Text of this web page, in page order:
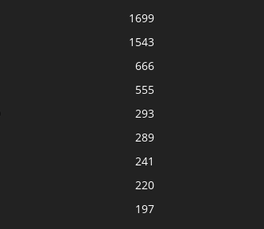
1699
1543
666
555
293
289
241
220
197